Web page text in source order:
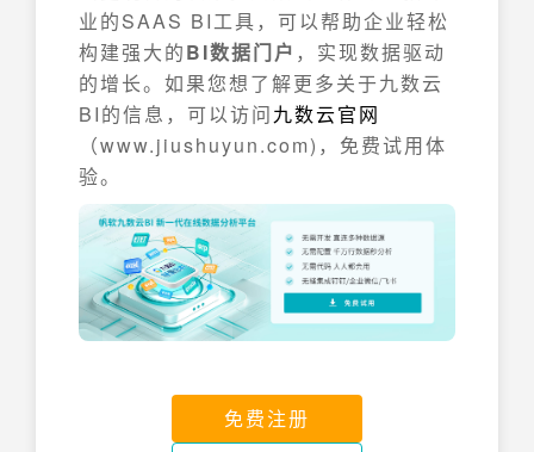
业的SAAS BI工具，可以帮助企业轻松
构建强大的BI数据门户 ，实现数据驱动
的增长。如果您想了解更多关于九数云
BI的信息，可以访问九数云官网
（www.jiushuyun.com)，免费试用体
验。
免费注册